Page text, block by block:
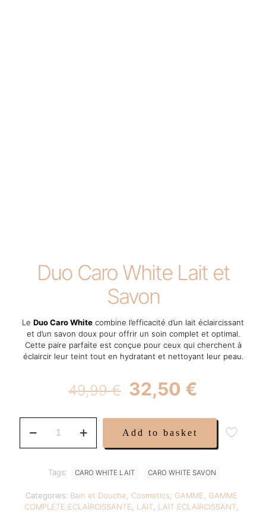
Duo Caro White Lait et
Savon
Le Duo Caro White combine l’efficacité d’un lait éclaircissant
et d’un savon doux pour offrir un soin complet et optimal.
Cette paire parfaite est conçue pour ceux qui cherchent à
éclaircir leur teint tout en hydratant et nettoyant leur peau.
49,99€ Original
price
was:
49,99 €.
32,50 €
is:
32,50 €.
Caro
Add to basket
Categories: Bain et Douche Cosmetics GAMME
GAMME
COMPLETE ECLAIRCISSANTE
LAIT LAIT ECLAIRCISSANT
Tags: CARO WHITE LAIT CARO WHITE SAVON